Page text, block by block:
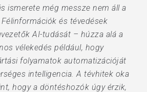
ismerete még messze nem áll a
és tévedések
AI-tudását – húzza alá a
vélekedés például, hogy
folyamatok automatizációját
intelligencia. A tévhitek oka
hogy a döntéshozók úgy érzik,